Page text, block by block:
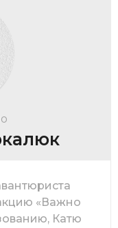
«Важно
Катю